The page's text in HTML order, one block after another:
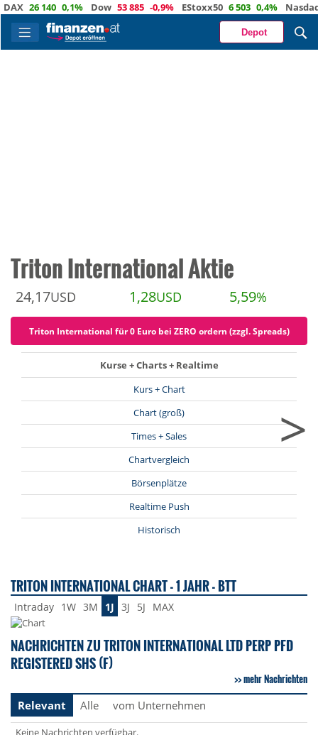
26 140 0,1% Dow 53 885 -0,9% EStoxx50 6 503 0,4% Nasdaq 29
Depot
Triton International Aktie
24,17USD 1,28USD 5,59%
Triton International für 0 Euro bei ZERO ordern (zzgl. Spreads)
Kurse + Charts + Realtime
Kurs + Chart
Chart (groß)
Times + Sales
Chartvergleich
Börsenplätze
Realtime Push
Historisch
>
TRITON INTERNATIONAL CHART - 1 JAHR - BTT
Intraday 1W 3M 1J 3J 5J MAX
NACHRICHTEN ZU TRITON INTERNATIONAL LTD PERP PFD
REGISTERED SHS (F)
mehr Nachrichten
Relevant
Alle vom Unternehmen
Keine Nachrichten verfügbar.